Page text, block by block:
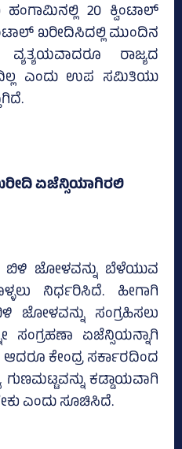
ಹಂಗಾಮಿನಲ್ಲಿ 20 ಕ್ವಿಂಟಾಲ್‌
ಖರೀದಿಸಿದಲ್ಲಿ ಮುಂದಿನ
ವ್ಯತ್ಯಯವಾದರೂ ರಾಜ್ಯದ
ಎಂದು ಉಪ ಸಮಿತಿಯು
ಏಜೆನ್ಸಿಯಾಗಿರಲಿ
ಜೋಳವನ್ನು ಬೆಳೆಯುವ
ನಿರ್ಧರಿಸಿದೆ. ಹೀಗಾಗಿ
ಜೋಳವನ್ನು ಸಂಗ್ರಹಿಸಲು
ಸಂಗ್ರಹಣಾ ಏಜೆನ್ಸಿಯನ್ನಾಗಿ
ಕೇಂದ್ರ ಸರ್ಕಾರದಿಂದ
ಕಡ್ಡಾಯವಾಗಿ
ಎಂದು ಸೂಚಿಸಿದೆ.